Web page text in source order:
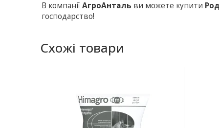
В компаніїАгроАнталь ви можете купити
господарство!
Схожі товари